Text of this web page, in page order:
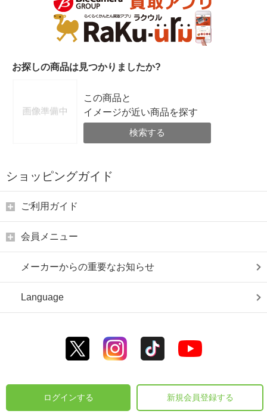
お探しの商品は見つかりましたか?
この商品と
イメージが近い商品を探す
検索する
ショッピングガイド
ご利用ガイド
会員メニュー
メーカーからの重要なお知らせ
Language
ログインする 新規会員登録する